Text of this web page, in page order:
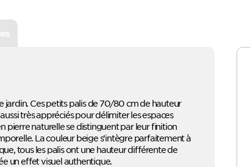
Ces petits palis de 70/80 cm de hauteur
très appréciés pour délimiter les espaces
pierre naturelle se distinguent par leur finition
La couleur beige s’intègre parfaitement à
tous les palis ont une hauteur différente de
un effet visuel authentique.